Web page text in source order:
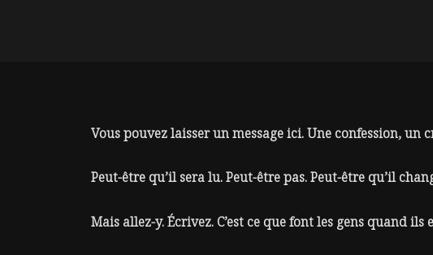
Vous pouvez laisser un message ici. Une confession,
Peut-être qu’il sera lu. Peut-être pas. Peut-être qu’il
Mais allez-y. Écrivez. C’est ce que font les gens quand ils